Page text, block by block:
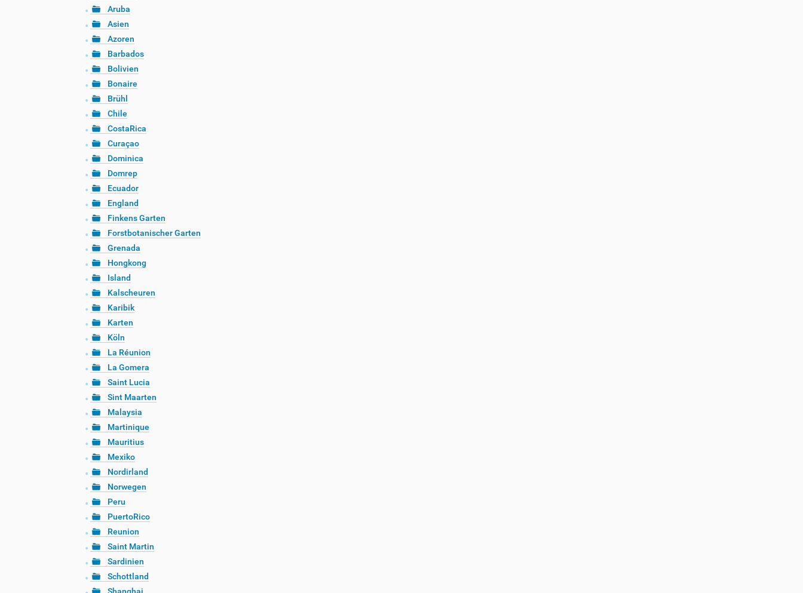
Aruba
Asien
Azoren
Barbados
Bolivien
Bonaire
Brühl
Chile
CostaRica
Curaçao
Dominica
Domrep
Ecuador
England
Finkens Garten
Forstbotanischer Garten
Grenada
Hongkong
Island
Kalscheuren
Karibik
Karten
Köln
La Réunion
La Gomera
Saint Lucia
Sint Maarten
Malaysia
Martinique
Mauritius
Mexiko
Nordirland
Norwegen
Peru
PuertoRico
Reunion
Saint Martin
Sardinien
Schottland